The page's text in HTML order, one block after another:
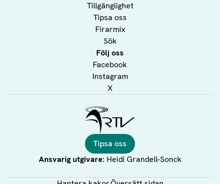
Tillgänglighet
Tipsa oss
Firarmix
Sök
Följ oss
Facebook
Instagram
X
Tipsa oss
Ansvarig utgivare: Heidi Grandell-Sonck